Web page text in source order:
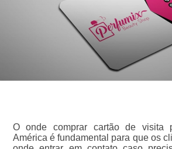
O onde comprar cartão de visita
América é fundamental para que os